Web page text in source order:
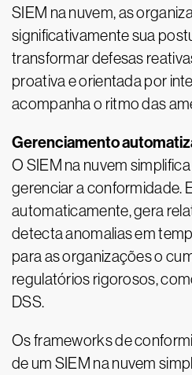
SIEM na nuvem, as
significativamente sua
transformar defesas
proativa e orientada por
acompanha o ritmo das
Gerenciamento
O SIEM na nuvem
gerenciar a conformidade.
automaticamente, gera
detecta anomalias em
para as organizações o
regulatórios rigorosos,
DSS.
Os frameworks de
de um SIEM na nuvem